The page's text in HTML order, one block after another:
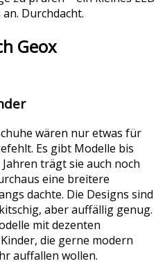
Durchdacht.
Geox
wären nur etwas für
Es gibt Modelle bis
trägt sie auch noch
eine breitere
dachte. Die Designs sind
aber auffällig genug.
mit dezenten
die gerne modern
auffallen wollen.